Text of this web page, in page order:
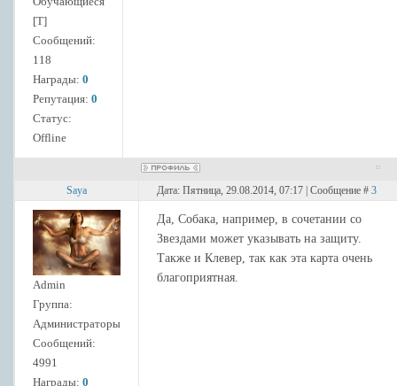
[Т]
Сообщений:
118
Награды: 0
Репутация: 0
Статус:
Offline
Saya Дата: Пятница, 29.08.2014, 07:17 | Сообщение # 3
Admin
Группа:
Администраторы
Сообщений:
4991
Награды: 0
Да, Собака, например, в сочетании со
Звездами может указывать на защиту.
Также и Клевер, так как эта карта очень
благоприятная.